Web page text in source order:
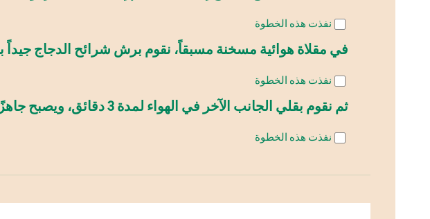
نفذت هذه الخطوة
في مقلاة هوائية مسخنة مسبقاً، نقوم برش شرائح الدجاج جيداً بالزيت، ونقليها
نفذت هذه الخطوة
ثم نقوم بقلي الجانب الآخر في الهواء لمدة 3 دقائق، ويصبح جاهزًا.
نفذت هذه الخطوة